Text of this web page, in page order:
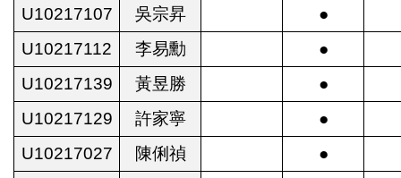
U10217107
吳宗昇
●
U10217112
李易勳
●
U10217139
黃昱勝
●
U10217129
許家寧
●
U10217027
陳俐禎
●